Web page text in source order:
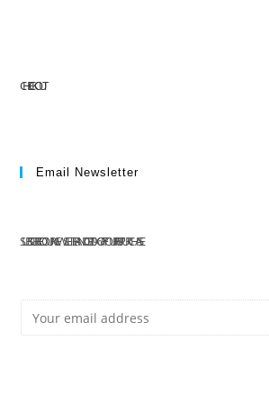
CHECKOUT
Email Newsletter
SUBSCRIBE TO OUR NEWSLETTER AND GET 10% OFF YOUR FIRST PURCHASE